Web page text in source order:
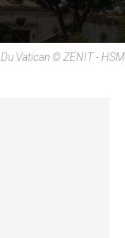
Vatican © ZENIT - HSM